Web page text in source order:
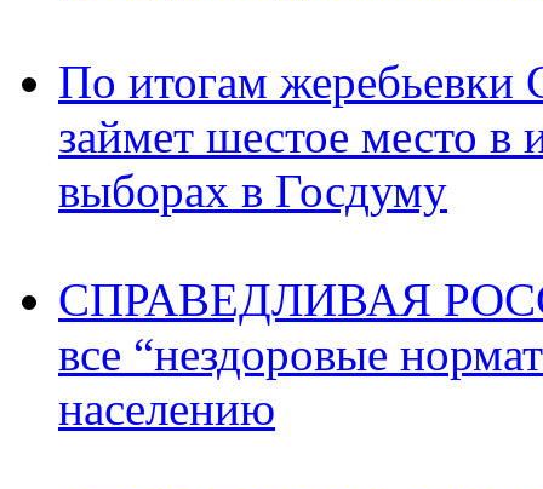
По итогам
займет шестое место в
выборах в Госдуму
СПРАВЕДЛИВАЯ
все “нездоровые
населению